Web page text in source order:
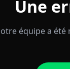
Une
équipe a été